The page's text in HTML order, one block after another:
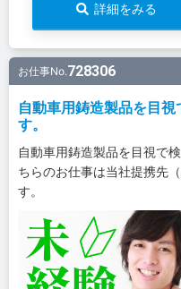
詳細をみる
お仕事No.728306
自動車用鋳造製品を目
す。
自動車用鋳造製品を目視で
ちらのお仕事は当社提携先
す。